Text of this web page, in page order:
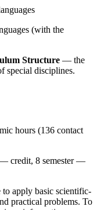
(with the
Structure — the
special disciplines.
hours (136 contact
credit, 8 semester —
apply basic scientific-
practical problems. To